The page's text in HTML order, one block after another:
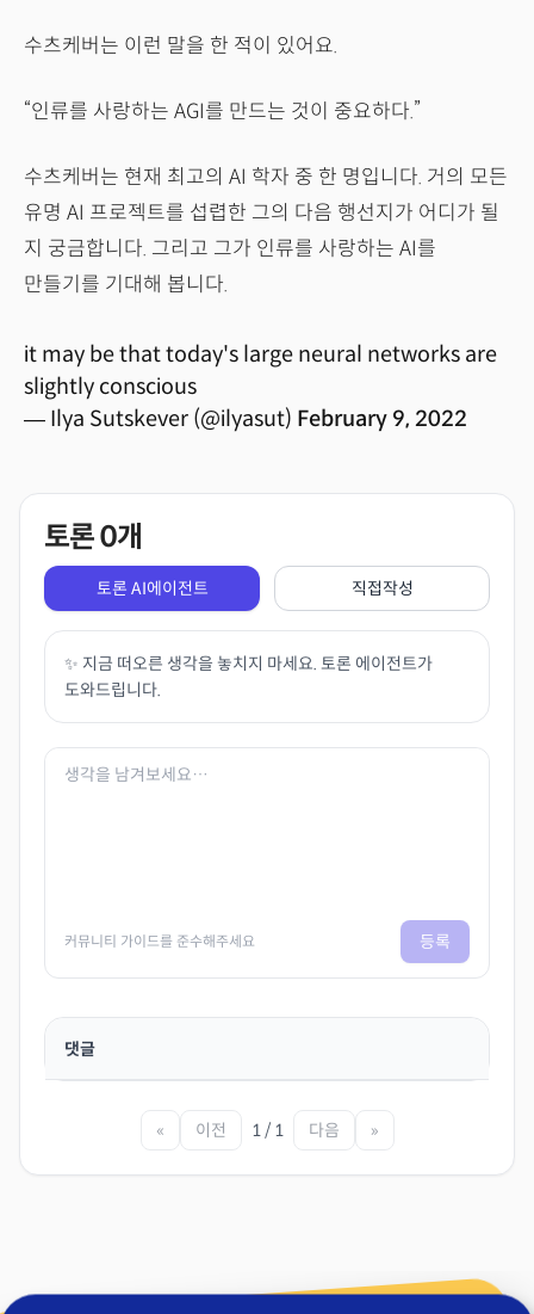
수츠케버는 이런 말을 한 적이 있어요.
“인류를 사랑하는 AGI를 만드는 것이 중요하다.”
수츠케버는 현재 최고의 AI 학자 중 한 명입니다. 거의 모든
유명 AI 프로젝트를 섭렵한 그의 다음 행선지가 어디가 될
지 궁금합니다. 그리고 그가 인류를 사랑하는 AI를
만들기를 기대해 봅니다.
it may be that today's large neural networks are
slightly conscious
— Ilya Sutskever (@ilyasut) February 9, 2022
토론0개
토론 AI에이전트 직접작성
✨ 지금 떠오른 생각을 놓치지 마세요. 토론 에이전트가
도와드립니다.
커뮤니티 가이드를 준수해주세요 등록
댓글
« 이전 1 / 1 다음 »